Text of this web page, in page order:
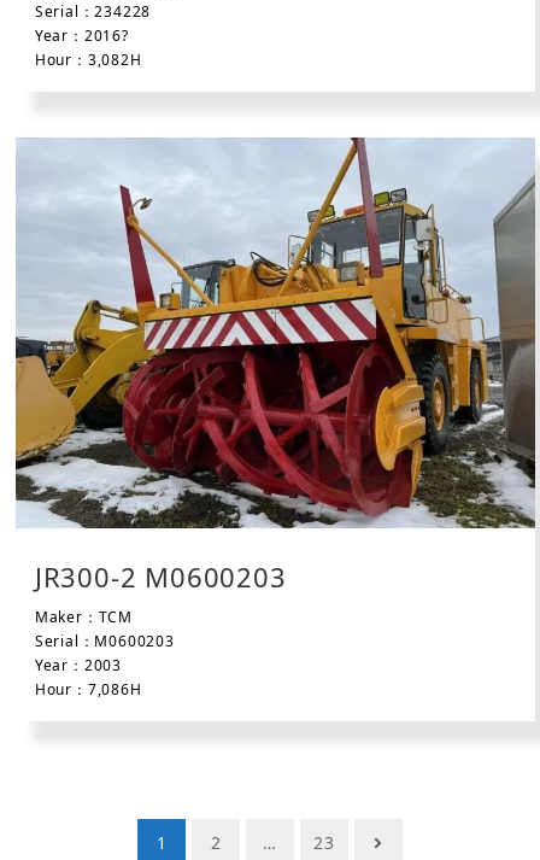
Serial：234228
Year：2016?
Hour：3,082H
JR300-2 M0600203
Maker：TCM
Serial：M0600203
Year：2003
Hour：7,086H
1 2 … 23